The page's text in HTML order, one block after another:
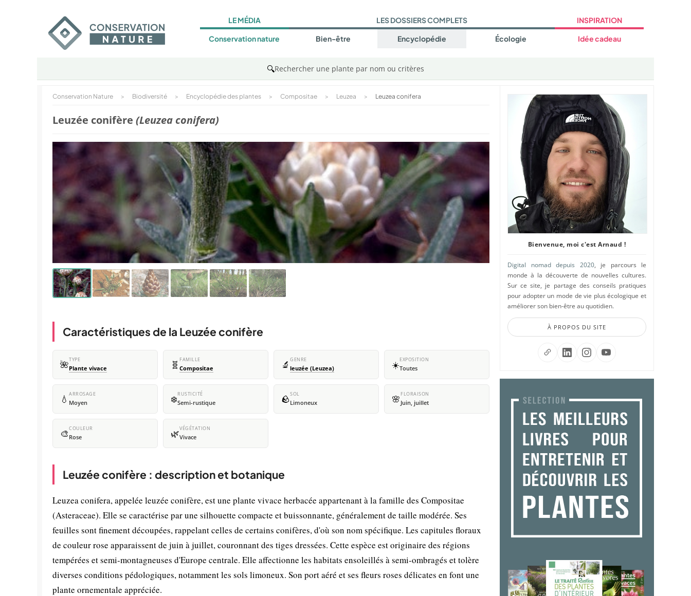
LE MÉDIA
Conservation nature
LES DOSSIERS COMPLETS
Bien-être Encyclopédie Écologie
INSPIRATION
Idée cadeau
🔍Rechercher une plante par nom ou critères
Conservation Nature > Biodiversité > Encyclopédie des plantes > Compositae > Leuzea > Leuzea conifera
Leuzée conifère (Leuzea conifera)
Caractéristiques de la Leuzée conifère
🌺TYPE
Plante vivace 🧬 FAMILLE
Compositae 🔬 GENRE
leuzée (Leuzea) ☀️EXPOSITION
Toutes
💧 ARROSAGE
Moyen ❄️RUSTICITÉ
Semi-rustique 🪨SOL
Limoneux 🌸 FLORAISON
Juin, juillet
🎨COULEUR
Rose 🌿VÉGÉTATION
Vivace
Leuzée conifère : description et botanique
Leuzea conifera, appelée leuzée conifère, est une plante vivace herbacée appartenant à la famille des Compositae
(Asteraceae). Elle se caractérise par une silhouette compacte et buissonnante, généralement de taille modérée. Ses
feuilles sont finement découpées, rappelant celles de certains conifères, d'où son nom spécifique. Les capitules floraux
de couleur rose apparaissent de juin à juillet, couronnant des tiges dressées. Cette espèce est originaire des régions
tempérées et semi-montagneuses d'Europe centrale. Elle affectionne les habitats ensoleillés à semi-ombragés et tolère
diverses conditions pédologiques, notamment les sols limoneux. Son port aéré et ses fleurs roses délicates en font une
plante ornementale appréciée.
Bienvenue, moi c'est Arnaud !
Digital nomad depuis 2020, je parcours le
monde à la découverte de nouvelles cultures.
Sur ce site, je partage des conseils pratiques
pour adopter un mode de vie plus écologique et
améliorer son bien-être au quotidien.
À PROPOS DU SITE